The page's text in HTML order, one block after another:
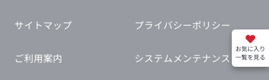
お気に入り
一覧を見る
サイトマップ プライバシーポリシー
ご利用案内 システムメンテナンス